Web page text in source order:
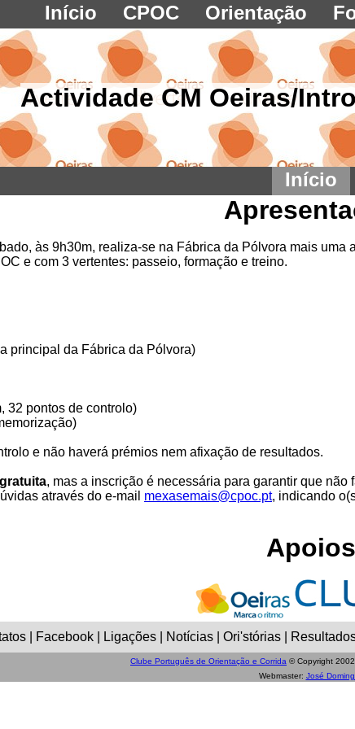
Início CPOC Orientação
Actividade CM Oeiras/
Início
às 9h30m, realiza-se na Fábrica da Pólvora mais
e com 3 vertentes: passeio, formação e treino.
principal da Fábrica da Pólvora)
32 pontos de controlo)
e não haverá prémios nem afixação de resultados.
gratuita, mas a inscrição é necessária para garantir que não
através do e-mail mexasemais@cpoc.pt, indicando
Apoios
| Facebook | Ligações | Notícias | Ori'stórias |
Clube Português de Orientação e Corrida © Copyright
Webmaster: José